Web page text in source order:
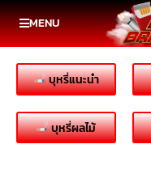
MENU
บุหรี่แนะนำ
บุหรี่ผลไม้